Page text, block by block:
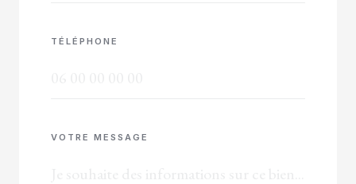
TÉLÉPHONE
VOTRE MESSAGE